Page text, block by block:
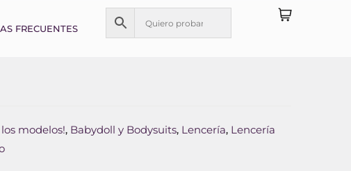
FRECUENTES
los modelos!, Babydoll y Bodysuits, Lencería, Lencería